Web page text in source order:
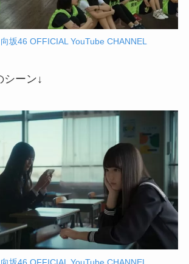
向坂46 OFFICIAL YouTube CHANNEL
シーン↓
向坂46 OFFICIAL YouTube CHANNEL